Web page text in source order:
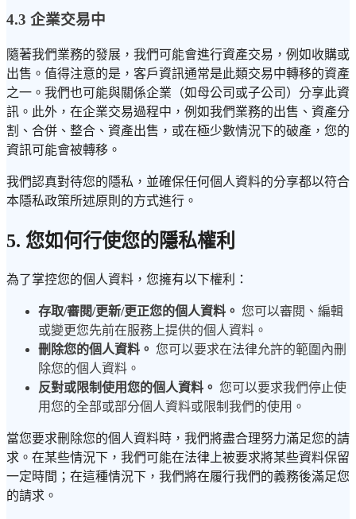
4.3 企業交易中
隨著我們業務的發展，我們可能會進行資產交易，例如收購或
出售。值得注意的是，客戶資訊通常是此類交易中轉移的資產
之一。我們也可能與關係企業（如母公司或子公司）分享此資
訊。此外，在企業交易過程中，例如我們業務的出售、資產分
割、合併、整合、資產出售，或在極少數情況下的破產，您的
資訊可能會被轉移。
我們認真對待您的隱私，並確保任何個人資料的分享都以符合
本隱私政策所述原則的方式進行。
5. 您如何行使您的隱私權利
為了掌控您的個人資料，您擁有以下權利：
存取/審閱/更新/更正您的個人資料。 您可以審閱、編輯
或變更您先前在服務上提供的個人資料。
刪除您的個人資料。 您可以要求在法律允許的範圍內刪
除您的個人資料。
反對或限制使用您的個人資料。 您可以要求我們停止使
用您的全部或部分個人資料或限制我們的使用。
當您要求刪除您的個人資料時，我們將盡合理努力滿足您的請
求。在某些情況下，我們可能在法律上被要求將某些資料保留
一定時間；在這種情況下，我們將在履行我們的義務後滿足您
的請求。